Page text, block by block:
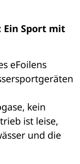
Sport mit
eFoilens
äten
kein
ist leise,
ässer und die